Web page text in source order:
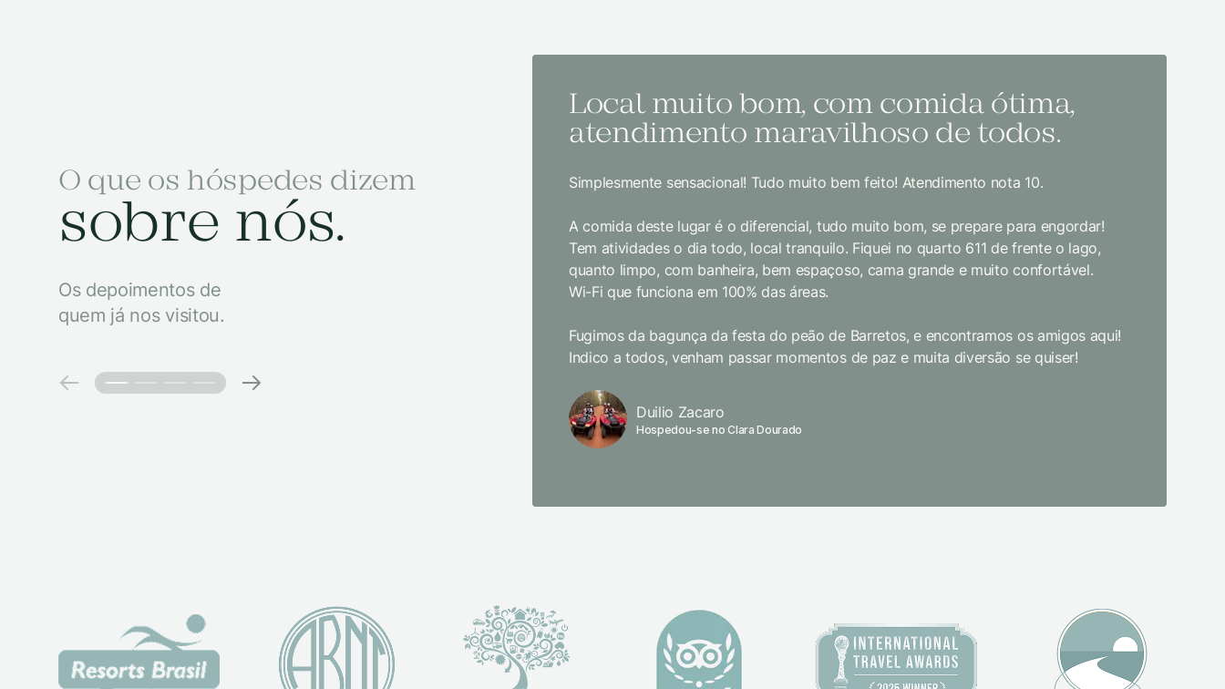
O que os hóspedes dizem
sobre nós.
Os depoimentos de
quem já nos visitou.
Local muito bom, com comida ótima,
atendimento maravilhoso de todos.
Simplesmente sensacional! Tudo muito bem feito! Atendimento nota 10.
A comida deste lugar é o diferencial, tudo muito bom, se prepare para engordar!
Tem atividades o dia todo, local tranquilo. Fiquei no quarto 611 de frente o lago,
quanto limpo, com banheira, bem espaçoso, cama grande e muito confortável.
Wi-Fi que funciona em 100% das áreas.
Fugimos da bagunça da festa do peão de Barretos, e encontramos os amigos aqui!
Indico a todos, venham passar momentos de paz e muita diversão se quiser!
Duilio Zacaro
Hospedou-se no Clara Dourado